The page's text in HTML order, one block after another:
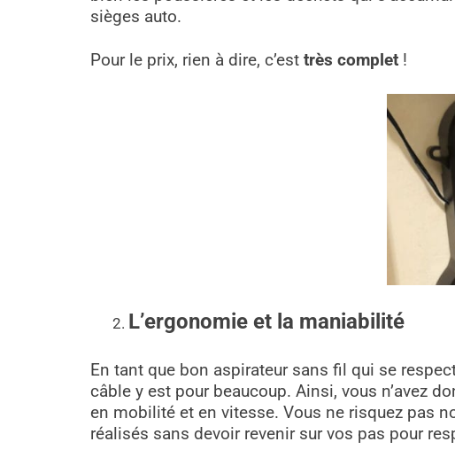
sièges auto.
Pour le prix, rien à dire, c’est très complet !
L’ergonomie et la maniabilité
En tant que bon aspirateur sans fil qui se
câble y est pour beaucoup. Ainsi, vous n’avez
en mobilité et en vitesse. Vous ne risquez pas
réalisés sans devoir revenir sur vos pas pour